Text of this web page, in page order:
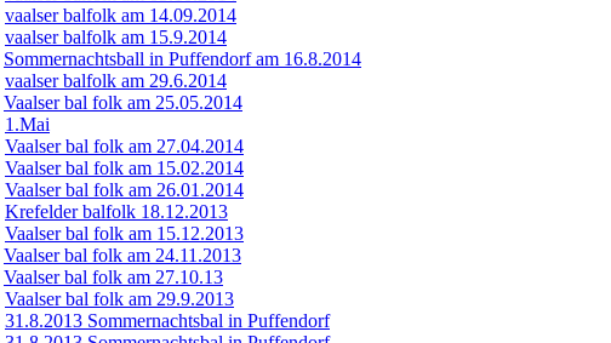
vaalser balfolk am 14.09.2014
vaalser balfolk am 15.9.2014
Sommernachtsball in Puffendorf am 16.8.2014
vaalser balfolk am 29.6.2014
Vaalser bal folk am 25.05.2014
1.Mai
Vaalser bal folk am 27.04.2014
Vaalser bal folk am 15.02.2014
Vaalser bal folk am 26.01.2014
Krefelder balfolk 18.12.2013
Vaalser bal folk am 15.12.2013
Vaalser bal folk am 24.11.2013
Vaalser bal folk am 27.10.13
Vaalser bal folk am 29.9.2013
31.8.2013 Sommernachtsbal in Puffendorf